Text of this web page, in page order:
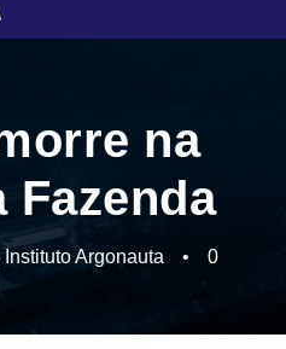
na
Fazenda
Instituto Argonauta • 0